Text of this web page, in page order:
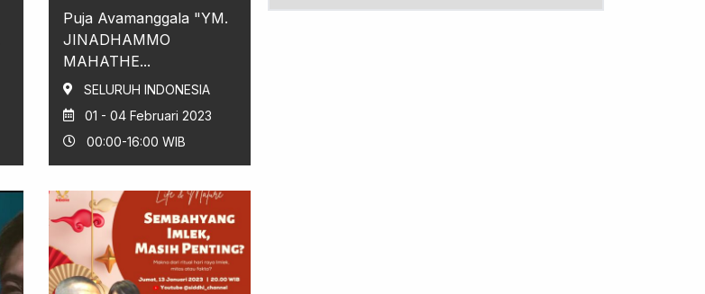
Puja Avamanggala "YM.
JINADHAMMO
MAHATHE...
SELURUH INDONESIA
01 - 04 Februari 2023
00:00-16:00 WIB